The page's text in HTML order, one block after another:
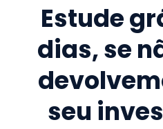
Estude
dias, se
seu